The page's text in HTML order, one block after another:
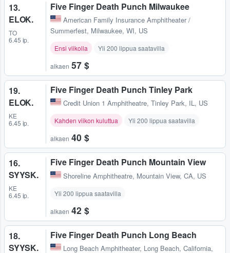
13.
ELOK.
TO
6.45 ip.
Five Finger Death Punch Milwaukee
American Family Insurance Amphitheater /
Summerfest, Milwaukee, WI, US
Ensi viikolla Yli 200 lippua saatavilla
alkaen 57 $
19.
ELOK.
KE
6.45 ip.
Five Finger Death Punch Tinley Park
Credit Union 1 Amphitheatre, Tinley Park, IL, US
Kahden viikon kuluttua Yli 200 lippua saatavilla
alkaen 40 $
16.
SYYSK.
KE
6.45 ip.
Five Finger Death Punch Mountain View
Shoreline Amphitheatre, Mountain View, CA, US
Yli 200 lippua saatavilla
alkaen 42 $
18.
SYYSK.
Five Finger Death Punch Long Beach
Long Beach Amphitheater, Long Beach, California,